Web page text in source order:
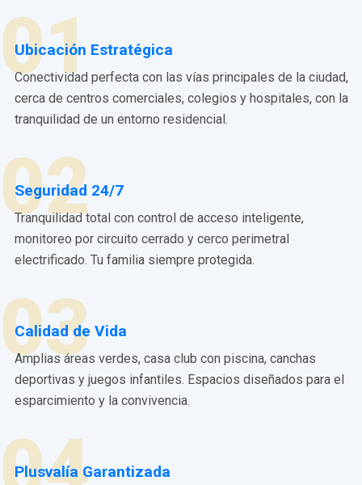
01
Ubicación Estratégica
Conectividad perfecta con las vías principales de la ciudad,
cerca de centros comerciales, colegios y hospitales, con la
tranquilidad de un entorno residencial.
02
Seguridad 24/7
Tranquilidad total con control de acceso inteligente,
monitoreo por circuito cerrado y cerco perimetral
electrificado. Tu familia siempre protegida.
03
Calidad de Vida
Amplias áreas verdes, casa club con piscina, canchas
deportivas y juegos infantiles. Espacios diseñados para el
esparcimiento y la convivencia.
Plusvalía Garantizada